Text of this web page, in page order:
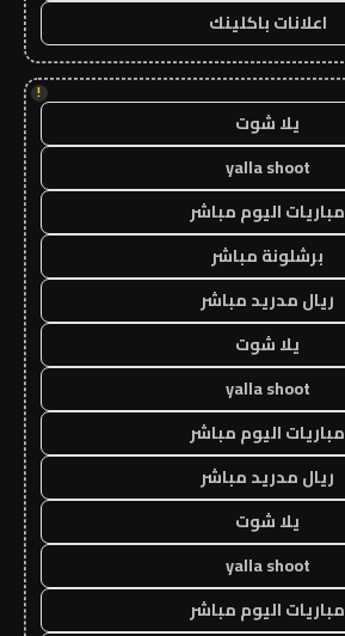
اعلانات باكلينك
!
يلا شوت
yalla shoot
مباريات اليوم مباشر
برشلونة مباشر
ريال مدريد مباشر
يلا شوت
yalla shoot
مباريات اليوم مباشر
ريال مدريد مباشر
يلا شوت
yalla shoot
مباريات اليوم مباشر